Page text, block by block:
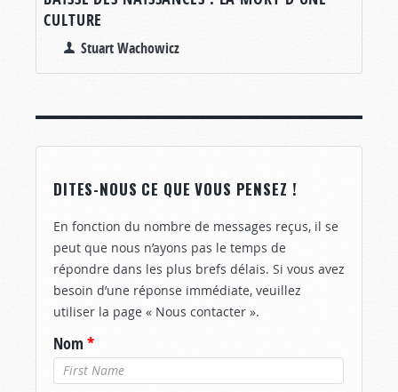
CULTURE
Stuart Wachowicz
DITES-NOUS CE QUE VOUS PENSEZ !
En fonction du nombre de messages reçus, il se
peut que nous n’ayons pas le temps de
répondre dans les plus brefs délais. Si vous avez
besoin d’une réponse immédiate, veuillez
utiliser la page « Nous contacter ».
Nom *